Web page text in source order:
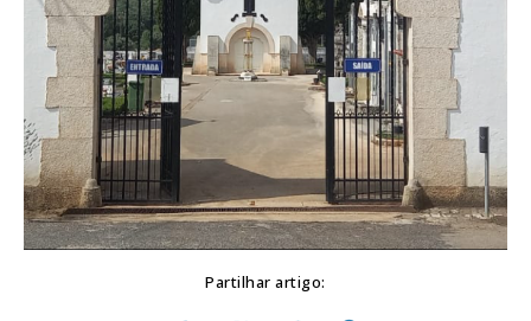
Partilhar artigo: